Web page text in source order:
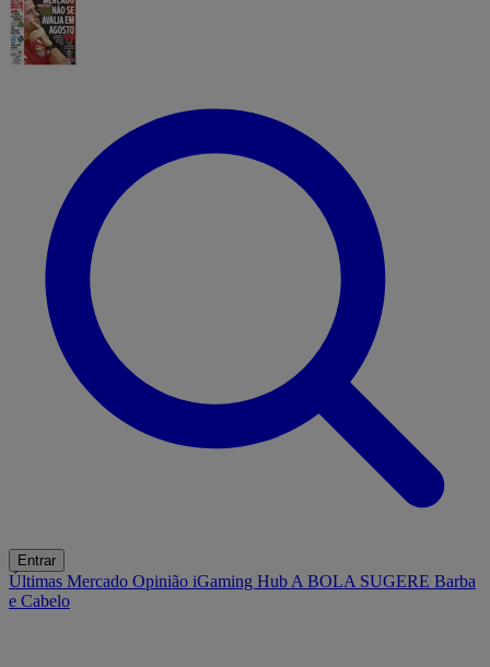
Entrar
Últimas Mercado Opinião iGaming Hub A BOLA SUGERE Barba
e Cabelo